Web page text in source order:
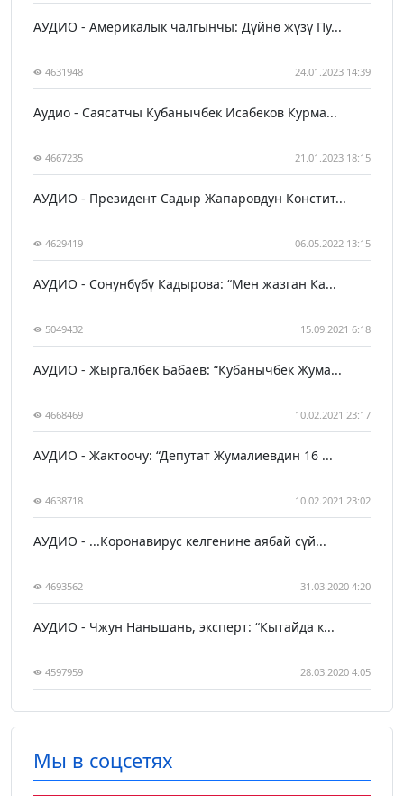
АУДИО - Америкалык чалгынчы: Дүйнө жүзү Пу...
4631948 24.01.2023 14:39
Аудио - Саясатчы Кубанычбек Исабеков Курма...
4667235 21.01.2023 18:15
АУДИО - Президент Садыр Жапаровдун Констит...
4629419 06.05.2022 13:15
АУДИО - Сонунбүбү Кадырова: “Мен жазган Ка...
5049432 15.09.2021 6:18
АУДИО - Жыргалбек Бабаев: “Кубанычбек Жума...
4668469 10.02.2021 23:17
АУДИО - Жактоочу: “Депутат Жумалиевдин 16 ...
4638718 10.02.2021 23:02
АУДИО - ...Коронавирус келгенине аябай сүй...
4693562 31.03.2020 4:20
АУДИО - Чжун Наньшань, эксперт: “Кытайда к...
4597959 28.03.2020 4:05
Мы в соцсетях